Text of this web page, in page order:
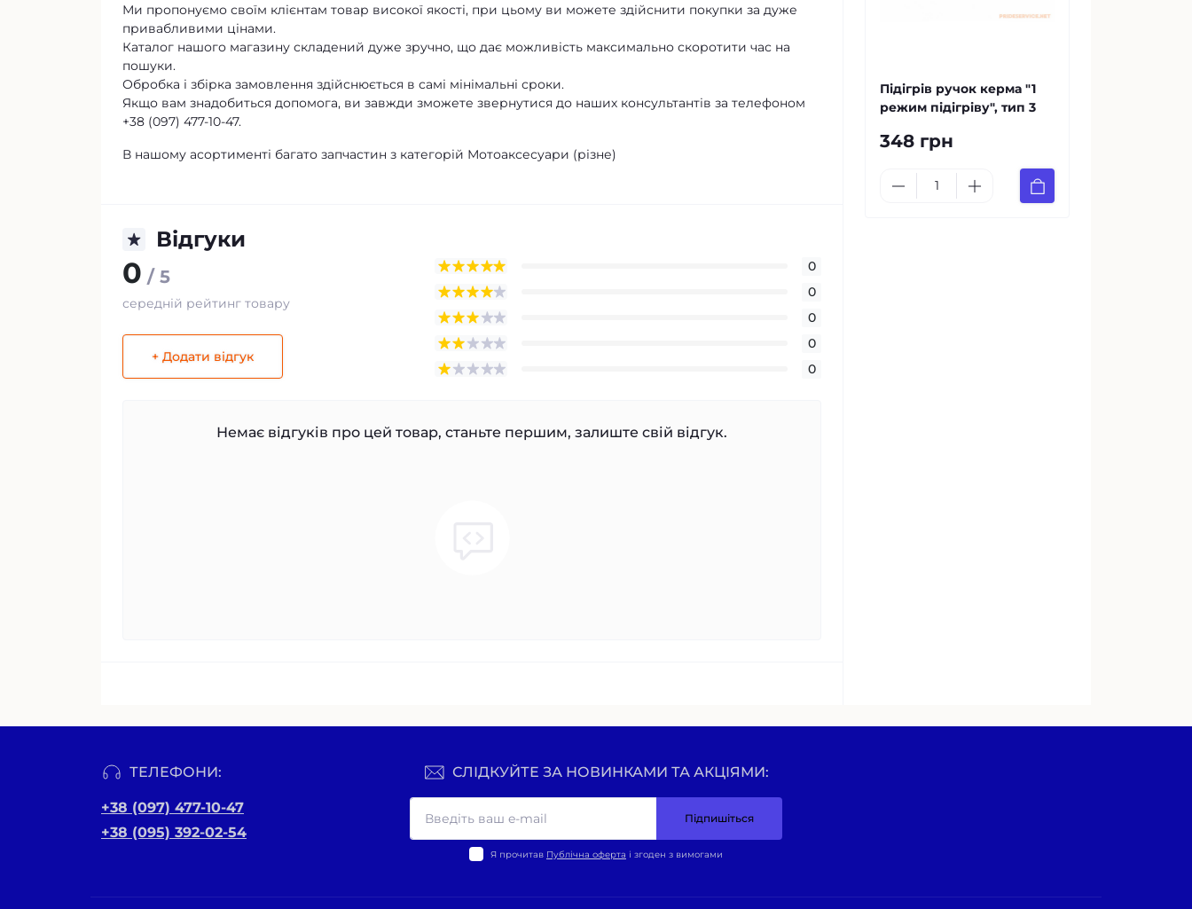
Ми пропонуємо своїм клієнтам товар високої якості, при цьому ви можете здійснити покупки за дуже
привабливими цінами.
Каталог нашого магазину складений дуже зручно, що дає можливість максимально скоротити час на
пошуки.
Обробка і збірка замовлення здійснюється в самі мінімальні сроки.
Якщо вам знадобиться допомога, ви завжди зможете звернутися до наших консультантів за телефоном
+38 (097) 477-10-47.
В нашому асортименті багато запчастин з категорій Мотоаксесуари (різне)
Відгуки
0 / 5
середній рейтинг товару
+ Додати відгук
0
0
0
0
0
Немає відгуків про цей товар, станьте першим, залиште свій відгук.
Підігрів ручок керма "1
режим підігріву", тип 3
348 грн
ТЕЛЕФОНИ:
+38 (097) 477-10-47
+38 (095) 392-02-54
СЛІДКУЙТЕ ЗА НОВИНКАМИ ТА АКЦІЯМИ:
Підпишіться
Я прочитав Публічна оферта і згоден з вимогами